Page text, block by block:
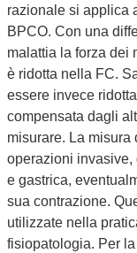
razionale si applica
BPCO. Con una
malattia la forza dei
è ridotta nella FC.
essere invece
compensata dagli
misurare. La misura
operazioni
e gastrica,
sua contrazione.
utilizzate nella
fisiopatologia. Per